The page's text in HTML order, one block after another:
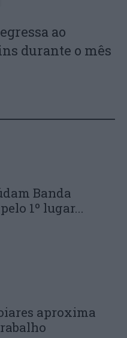
ao
durante o mês
Banda
1º lugar...
aproxima